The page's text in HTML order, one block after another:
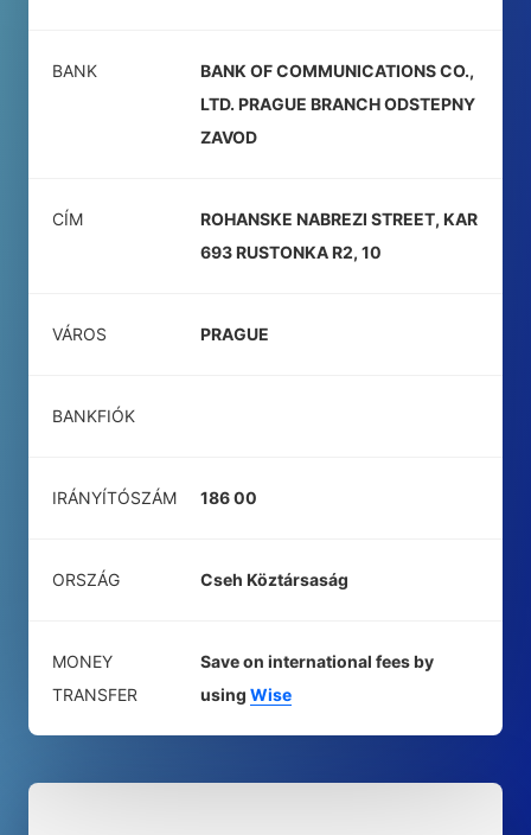
BANK
BANK OF COMMUNICATIONS CO.,
LTD. PRAGUE BRANCH ODSTEPNY
ZAVOD
CÍM
ROHANSKE NABREZI STREET, KAR
693 RUSTONKA R2, 10
VÁROS PRAGUE
BANKFIÓK
IRÁNYÍTÓSZÁM 186 00
ORSZÁG Cseh Köztársaság
MONEY
TRANSFER
Save on international fees by
using Wise